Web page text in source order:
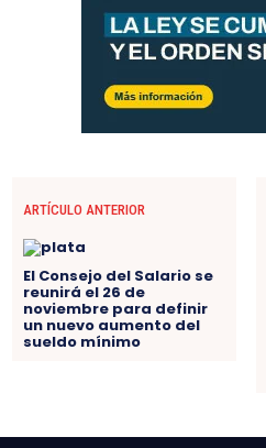
ARTÍCULO ANTERIOR
El Consejo del Salario se
reunirá el 26 de
noviembre para definir
un nuevo aumento del
sueldo mínimo